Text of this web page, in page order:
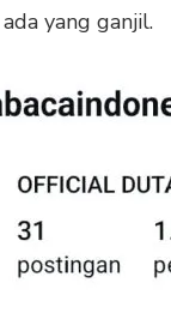
yang ganjil.